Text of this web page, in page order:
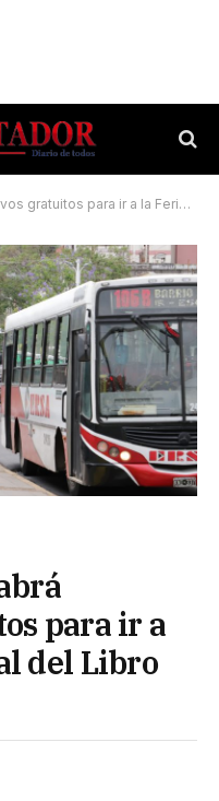
para ir a la Feria Provincial del Libro
para ir a
del Libro